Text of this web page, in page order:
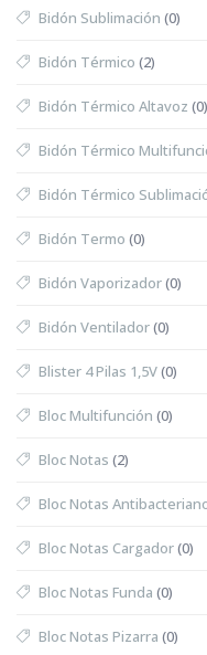
Bidón Sublimación (0)
Bidón Térmico (2)
Bidón Térmico Altavoz (0)
Bidón Térmico
Bidón Térmico
Bidón Termo (0)
Bidón Vaporizador(0)
Bidón Ventilador(0)
Blister 4 Pilas 1,5V(0)
Bloc Multifunción (0)
Bloc Notas (2)
Bloc Notas
Bloc Notas Cargador(0)
Bloc Notas Funda (0)
Bloc Notas Pizarra (0)